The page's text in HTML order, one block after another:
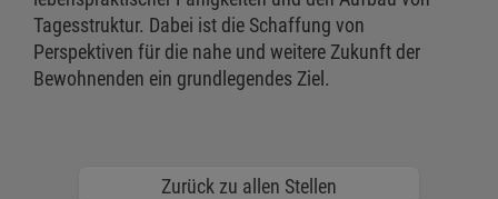
Tagesstruktur. Dabei ist die Schaffung von
Perspektiven für die nahe und weitere Zukunft der
Bewohnenden ein grundlegendes Ziel.
Zurück zu allen Stellen